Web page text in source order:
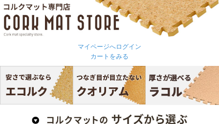
マイページへログイン
カートをみる